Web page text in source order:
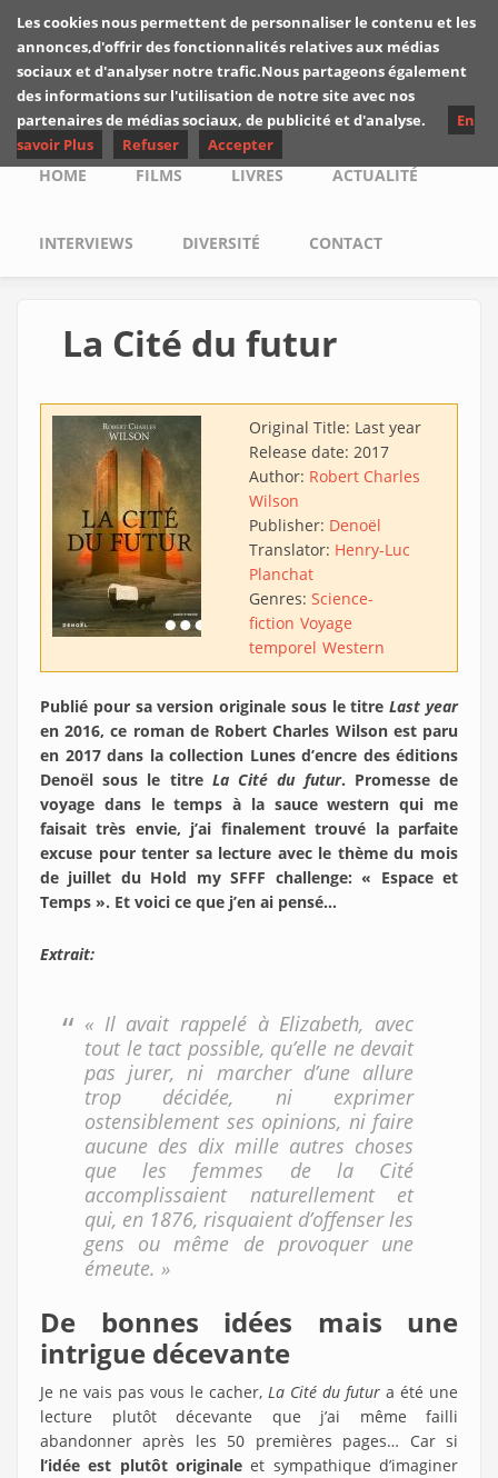
Skip to main content
Les critiques de
Yuyine
Main menu
HOME FILMS LIVRES ACTUALITÉ
INTERVIEWS DIVERSITÉ CONTACT
La Cité du futur
Original Title: Last year
Release date: 2017
Author: Robert Charles
Wilson
Publisher: Denoël
Translator: Henry-Luc
Planchat
Genres: Science-
fiction Voyage
temporel Western
Publié pour sa version originale sous le titreLast year
en 2016, ce roman de Robert Charles Wilson est paru
en 2017 dans la collection Lunes d’encre des éditions
Denoël sous le titre La Cité du futur. Promesse de
voyage dans le temps à la sauce western qui me
faisait très envie, j’ai finalement trouvé la parfaite
excuse pour tenter sa lecture avec le thème du mois
de juillet du Hold my SFFF challenge: « Espace et
Temps ». Et voici ce que j’en ai pensé…
Extrait:
« Il avait rappelé à Elizabeth, avec
tout le tact possible, qu’elle ne devait
pas jurer, ni marcher d’une allure
trop décidée, ni exprimer
ostensiblement ses opinions, ni faire
aucune des dix mille autres choses
que les femmes de la Cité
accomplissaient naturellement et
qui, en 1876, risquaient d’offenser les
gens ou même de provoquer une
émeute. »
De bonnes idées mais une
intrigue décevante
Je ne vais pas vous le cacher, La Cité du futur a été une
lecture plutôt décevante que j’ai même failli
abandonner après les 50 premières pages… Car si
l’idée est plutôt originale et sympathique d’imaginer
Les cookies nous permettent de personnaliser le contenu et les
annonces,d'offrir des fonctionnalités relatives aux médias
sociaux et d'analyser notre trafic.Nous partageons également
des informations sur l'utilisation de notre site avec nos
partenaires de médias sociaux, de publicité et d'analyse.
En
savoir Plus
Refuser Accepter